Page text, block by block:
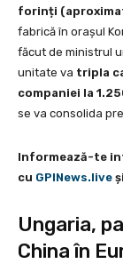
forinți
fabrică în orașul
făcut de ministrul
unitate va tripla
companiei la
se va consolida
Informează-te
cu GPINews.live şi
Ungaria,
China în